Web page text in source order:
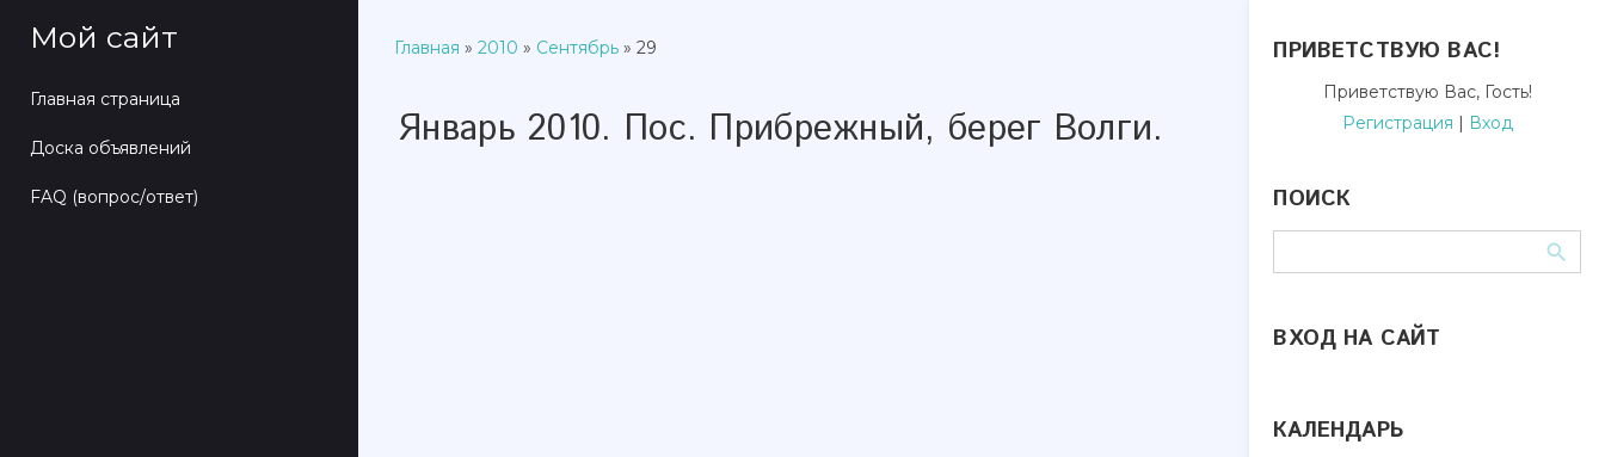
Мой сайт
Главная страница
Доска объявлений
FAQ (вопрос/ответ)
Главная » 2010 » Сентябрь » 29
Январь 2010. Пос. Прибрежный, берег Волги.
ПРИВЕТСТВУЮ ВАС!
Приветствую Вас, Гость!
Регистрация | Вход
ПОИСК
ВХОД НА САЙТ
КАЛЕНДАРЬ